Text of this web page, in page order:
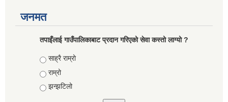
जनमत
तपाइँलाई गाउँपालिकाबाट प्रदान गरिएको सेवा कस्तो लाग्यो ?
Choices
साह्रै राम्रो
राम्रो
झन्झटिलो